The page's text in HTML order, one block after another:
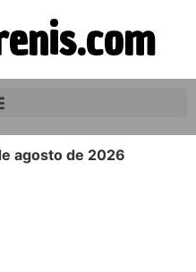
agosto de 2026